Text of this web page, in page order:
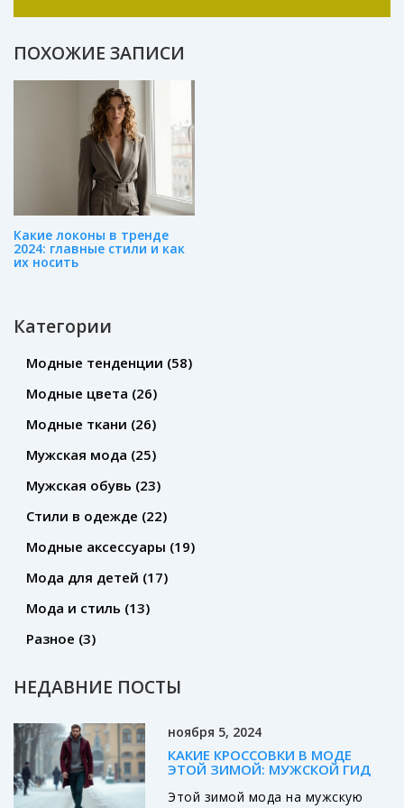
неповторимого гардероба. Мода для меня –
это искусство, и я стремлюсь вдохновлять
других на самовыражение через одежду.
ПОХОЖИЕ ЗАПИСИ
Какие локоны в тренде
2024: главные стили и как
их носить
Категории
Модные тенденции (58)
Модные цвета (26)
Модные ткани (26)
Мужская мода (25)
Мужская обувь (23)
Стили в одежде (22)
Модные аксессуары (19)
Мода для детей (17)
Мода и стиль (13)
Разное (3)
НЕДАВНИЕ ПОСТЫ
ноября 5, 2024
КАКИЕ КРОССОВКИ В МОДЕ
ЭТОЙ ЗИМОЙ: МУЖСКОЙ ГИД
Этой зимой мода на мужскую